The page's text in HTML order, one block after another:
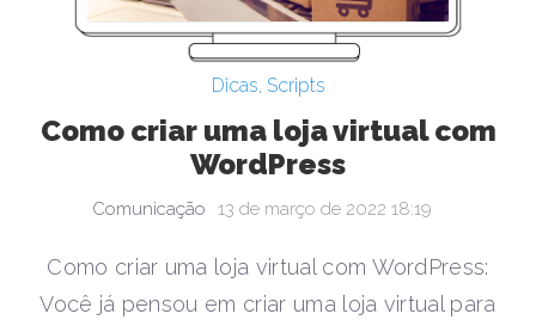
Dicas, Scripts
Como criar uma loja virtual com
WordPress
Comunicação 13 de março de 2022 18:19
Como criar uma loja virtual com WordPress:
Você já pensou em criar uma loja virtual para